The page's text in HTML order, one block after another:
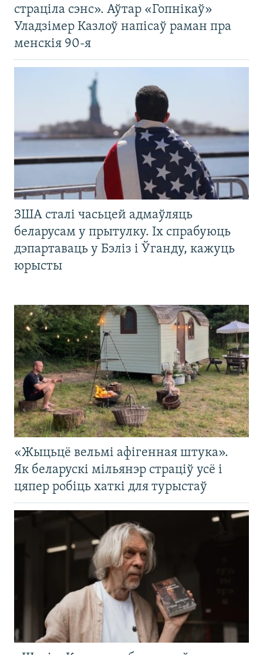
страціла сэнс». Аўтар «Гопнікаў»
Уладзімер Казлоў напісаў раман пра
менскія 90-я
ЗША сталі часьцей адмаўляць
беларусам у прытулку. Іх спрабуюць
дэпартаваць у Бэліз і Ўганду, кажуць
юрысты
«Жыцьцё вельмі афігенная штука».
Як беларускі мільянэр страціў усё і
цяпер робіць хаткі для турыстаў